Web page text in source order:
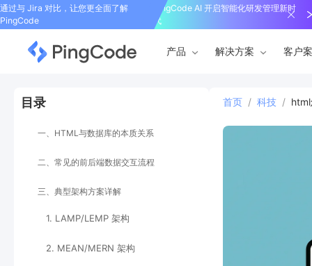
通过与 Jira 对比，让您更全面了解
PingCode
PingCode AI 开启智能化研发管理新时
代
产品 解决方案 客户
目录
一、HTML与数据库的本质关系
二、常见的前后端数据交互流程
三、典型架构方案详解
1. LAMP/LEMP 架构
2. MEAN/MERN 架构
首页 / 科技 /